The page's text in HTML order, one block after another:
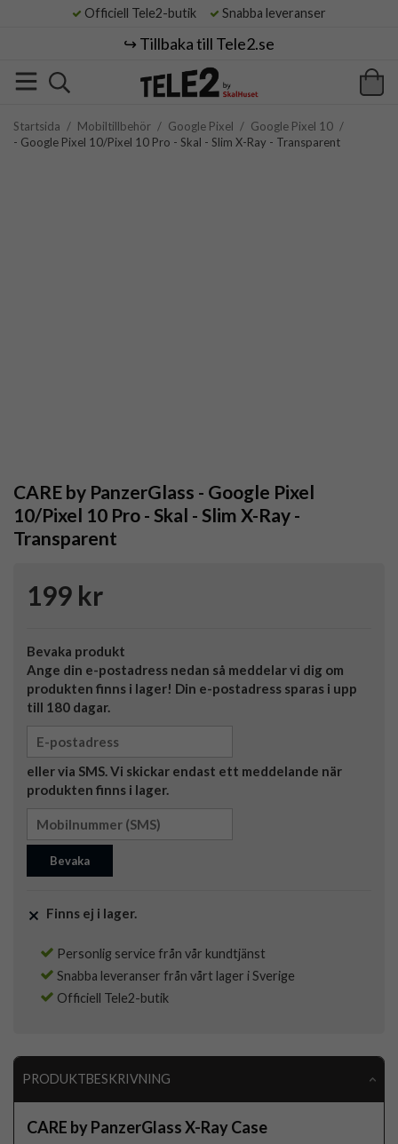
Officiell Tele2-butik Snabba leveranser
↪️ Tillbaka till Tele2.se
Startsida / Mobiltillbehör / Google Pixel / Google Pixel 10 /
- Google Pixel 10/Pixel 10 Pro - Skal - Slim X-Ray - Transparent
CARE by PanzerGlass - Google Pixel
10/Pixel 10 Pro - Skal - Slim X-Ray -
Transparent
199 kr
Bevaka produkt
Ange din e-postadress nedan så meddelar vi dig om
produkten finns i lager! Din e-postadress sparas i upp
till 180 dagar.
eller via SMS. Vi skickar endast ett meddelande när
produkten finns i lager.
Bevaka
Finns ej i lager.
Personlig service från vår kundtjänst
Snabba leveranser från vårt lager i Sverige
Officiell Tele2-butik
PRODUKTBESKRIVNING
CARE by PanzerGlass X-Ray Case